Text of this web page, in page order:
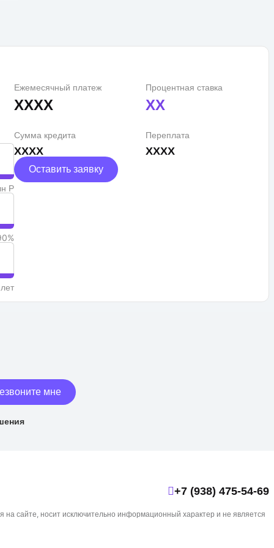
Р
Ежемесячный платеж
XXXX
Процентная ставка
XX
Сумма кредита
XXXX
Переплата
XXXX
Оставить заявку
мне
+7 (938) 475-54-69
сайте, носит исключительно информационный характер и не является